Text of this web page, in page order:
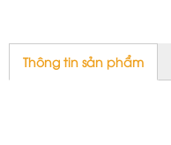
Thông tin sản phẩm